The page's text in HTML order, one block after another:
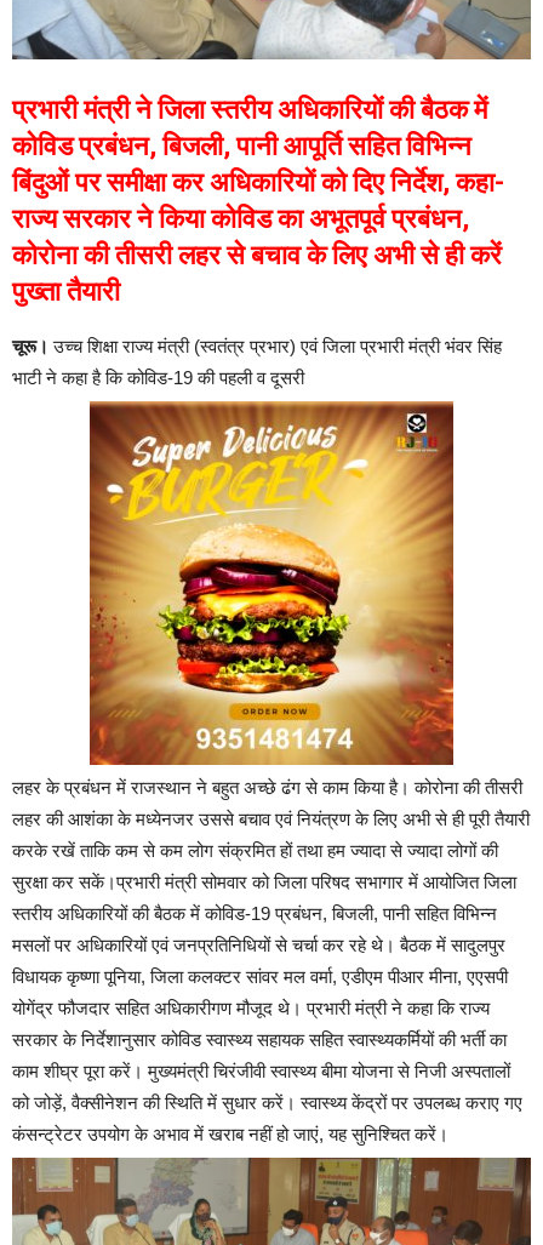
प्रभारी मंत्री ने जिला स्तरीय अधिकारियों की बैठक में
कोविड प्रबंधन, बिजली, पानी आपूर्ति सहित विभिन्न
बिंदुओं पर समीक्षा कर अधिकारियों को दिए निर्देश, कहा-
राज्य सरकार ने किया कोविड का अभूतपूर्व प्रबंधन,
कोरोना की तीसरी लहर से बचाव के लिए अभी से ही करें
पुख्ता तैयारी
चूरू। उच्च शिक्षा राज्य मंत्री (स्वतंत्र प्रभार) एवं जिला प्रभारी मंत्री भंवर सिंह
भाटी ने कहा है कि कोविड-19 की पहली व दूसरी
लहर के प्रबंधन में राजस्थान ने बहुत अच्छे ढंग से काम किया है। कोरोना की तीसरी
लहर की आशंका के मध्येनजर उससे बचाव एवं नियंत्रण के लिए अभी से ही पूरी तैयारी
करके रखें ताकि कम से कम लोग संक्रमित हों तथा हम ज्यादा से ज्यादा लोगों की
सुरक्षा कर सकें।प्रभारी मंत्री सोमवार को जिला परिषद सभागार में आयोजित जिला
स्तरीय अधिकारियों की बैठक में कोविड-19 प्रबंधन, बिजली, पानी सहित विभिन्न
मसलों पर अधिकारियों एवं जनप्रतिनिधियों से चर्चा कर रहे थे। बैठक में सादुलपुर
विधायक कृष्णा पूनिया, जिला कलक्टर सांवर मल वर्मा, एडीएम पीआर मीना, एएसपी
योगेंद्र फौजदार सहित अधिकारीगण मौजूद थे। प्रभारी मंत्री ने कहा कि राज्य
सरकार के निर्देशानुसार कोविड स्वास्थ्य सहायक सहित स्वास्थ्यकर्मियों की भर्ती का
काम शीघ्र पूरा करें। मुख्यमंत्री चिरंजीवी स्वास्थ्य बीमा योजना से निजी अस्पतालों
को जोड़ें, वैक्सीनेशन की स्थिति में सुधार करें। स्वास्थ्य केंद्रों पर उपलब्ध कराए गए
कंसन्ट्रेटर उपयोग के अभाव में खराब नहीं हो जाएं, यह सुनिश्चित करें।